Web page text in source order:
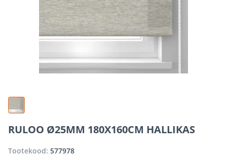
RULOO Ø25MM 180X160CM HALLIKAS
Tootekood: 577978